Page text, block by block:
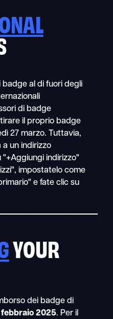
badge al di fuori degli
di badge
il proprio badge
27 marzo. Tuttavia,
un indirizzo
indirizzo"
impostatelo come
e fate clic su
YOUR
dei badge di
febbraio 2025. Per il